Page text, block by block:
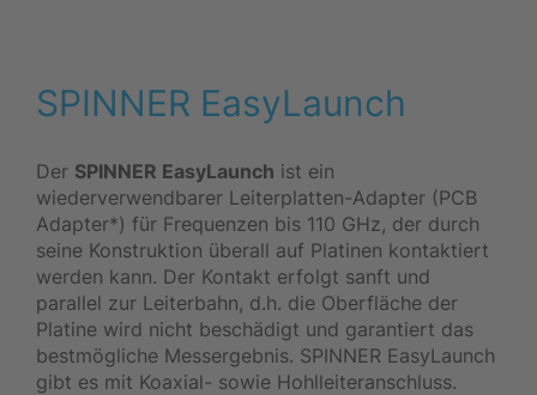
SPINNER EasyLaunch
Der SPINNER EasyLaunch ist ein
wiederverwendbarer Leiterplatten-Adapter (PCB
Adapter*) für Frequenzen bis 110 GHz, der durch
seine Konstruktion überall auf Platinen kontaktiert
werden kann. Der Kontakt erfolgt sanft und
parallel zur Leiterbahn, d.h. die Oberfläche der
Platine wird nicht beschädigt und garantiert das
bestmögliche Messergebnis. SPINNER EasyLaunch
gibt es mit Koaxial- sowie Hohlleiteranschluss.